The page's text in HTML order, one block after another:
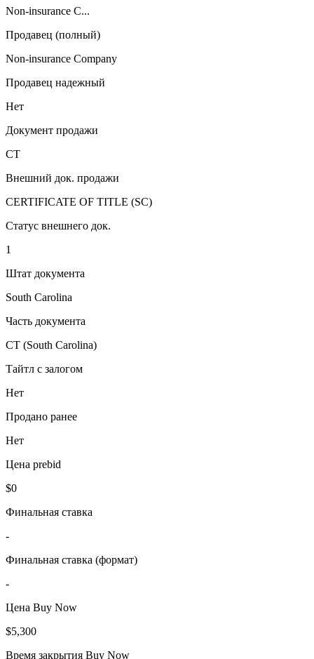
Non-insurance C...
Продавец (полный)
Non-insurance Company
Продавец надежный
Нет
Документ продажи
CT
Внешний док. продажи
CERTIFICATE OF TITLE (SC)
Статус внешнего док.
1
Штат документа
South Carolina
Часть документа
CT (South Carolina)
Тайтл с залогом
Нет
Продано ранее
Нет
Цена prebid
$0
Финальная ставка
-
Финальная ставка (формат)
-
Цена Buy Now
$5,300
Время закрытия Buy Now